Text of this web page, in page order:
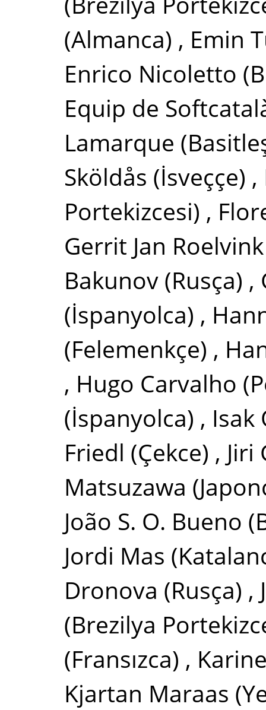
(Almanca) , Emin
Enrico Nicoletto
Equip de
Lamarque
Sköldås (İsveççe) ,
Portekizcesi) ,
Gerrit Jan Roelvink
Bakunov (Rusça) ,
(İspanyolca) ,
(Felemenkçe) ,
, Hugo Carvalho
(İspanyolca) , Isak
Friedl (Çekce) , Jiri
Matsuzawa
João S. O. Bueno
Jordi Mas
Dronova (Rusça) ,
(Brezilya
(Fransızca) ,
Kjartan Maraas